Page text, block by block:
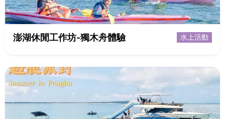
澎湖休閒工作坊-獨木舟體驗 水上活動